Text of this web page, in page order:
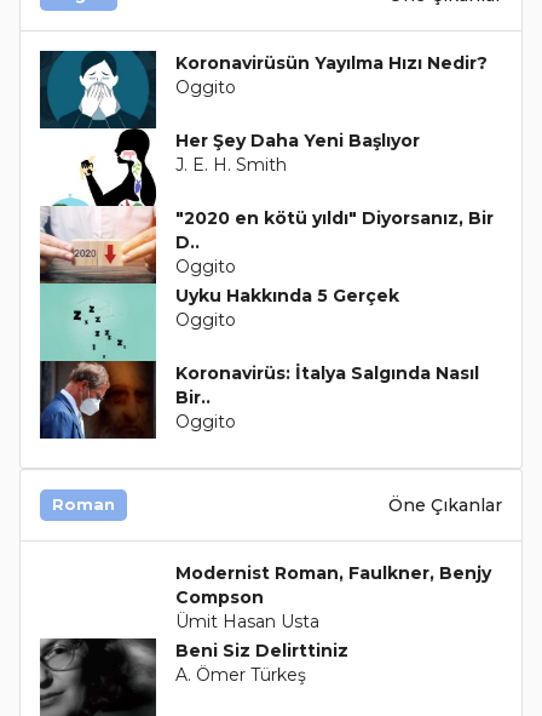
Koronavirüsün Yayılma Hızı Nedir?
Oggito
Her Şey Daha Yeni Başlıyor
J. E. H. Smith
"2020 en kötü yıldı" Diyorsanız, Bir
D..
Oggito
Uyku Hakkında 5 Gerçek
Oggito
Koronavirüs: İtalya Salgında Nasıl
Bir..
Oggito
Roman Öne Çıkanlar
Modernist Roman, Faulkner, Benjy
Compson
Ümit Hasan Usta
Beni Siz Delirttiniz
A. Ömer Türkeş